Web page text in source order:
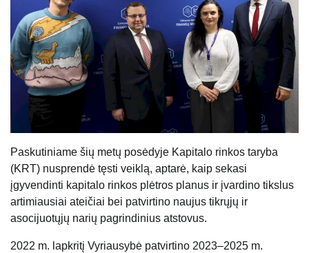
Paskutiniame šių metų posėdyje Kapitalo rinkos taryba
(KRT) nusprendė tęsti veiklą, aptarė, kaip sekasi
įgyvendinti kapitalo rinkos plėtros planus ir įvardino tikslus
artimiausiai ateičiai bei patvirtino naujus tikrųjų ir
asocijuotųjų narių pagrindinius atstovus.
2022 m. lapkritį Vyriausybė patvirtino 2023–2025 m.